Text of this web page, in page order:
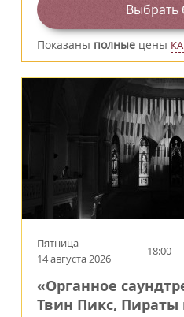
Выбрать
Показаны полные цены
Пятница
14 августа 2026
18:00
«Органное
Твин Пикс, Пираты